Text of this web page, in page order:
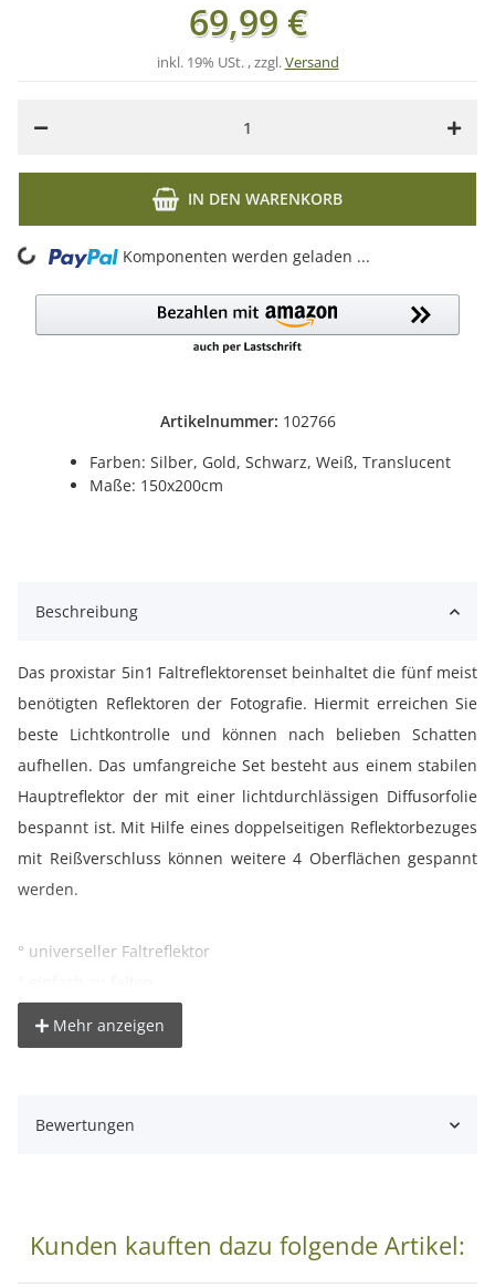
Artikelnummer: 102766
Farben: Silber, Gold, Schwarz, Weiß, Translucent
Maße: 150x200cm
69,99 €
inkl. 19% USt. , zzgl.Versand
IN DEN WARENKORB
Komponenten werden geladen ...
Beschreibung
Das proxistar 5in1 Faltreflektorenset beinhaltet die fünf meist
benötigten Reflektoren der Fotografie. Hiermit erreichen Sie
beste Lichtkontrolle und können nach belieben Schatten
aufhellen. Das umfangreiche Set besteht aus einem stabilen
Hauptreflektor der mit einer lichtdurchlässigen Diffusorfolie
bespannt ist. Mit Hilfe eines doppelseitigen Reflektorbezuges
mit Reißverschluss können weitere 4 Oberflächen gespannt
werden.
° universeller Faltreflektor
° mit Diffusor um hartes Sonnenlicht zu soften
° schwarze Fläche zum Abschatten
° Schwarz: Zur Absorption von Licht.
Mehr anzeigen
Bewertungen
Kunden kauften dazu folgende Artikel: